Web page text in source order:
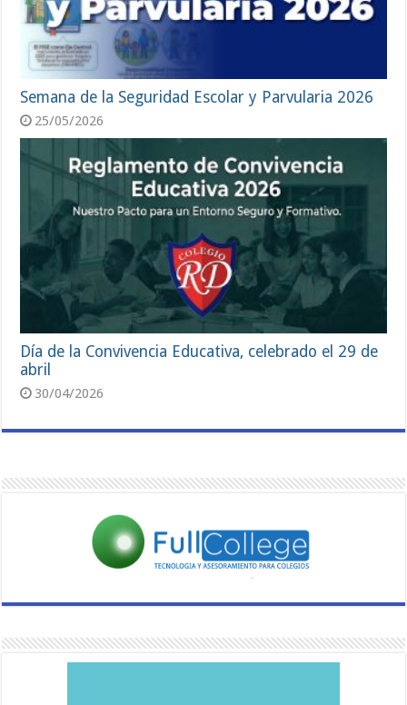
Semana de la Seguridad Escolar y Parvularia 2026
25/05/2026
Día de la Convivencia Educativa, celebrado el 29 de
abril
30/04/2026